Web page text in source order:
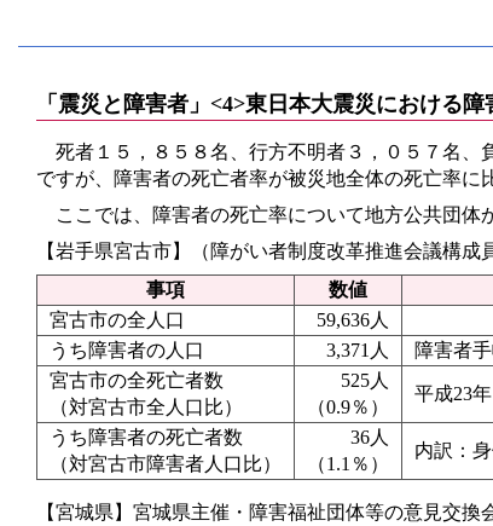
「震災と障害者」<4>東日本大震災における
死者１５，８５８名、行方不明者３，０５７名
ですが、障害者の死亡者率が被災地全体の死亡率に
ここでは、障害者の死亡率について地方公共団体
【岩手県宮古市】（障がい者制度改革推進会議構
事項
数値
宮古市の全人口
59,636人
うち障害者の人口
3,371人
障害者
宮古市の全死亡者数
（対宮古市全人口比）
525人
（0.9％）
平成23
うち障害者の死亡者数
（対宮古市障害者人口比）
36人
（1.1％）
内訳：
【宮城県】宮城県主催・障害福祉団体等の意見交